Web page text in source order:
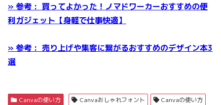
» 参考 : 買ってよかった！ノマドワーカーおすすめの便
利ガジェット【身軽で仕事快適】
» 参考 : 売り上げや集客に繋がるおすすめのデザイン本3
選
Canvaの使い方 Canvaおしゃれフォント Canvaの使い方